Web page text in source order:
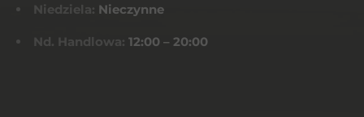
Niedziela: Nieczynne
Nd. Handlowa: 12:00 – 20:00